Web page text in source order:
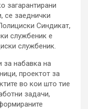
загарантирани
се заеднички
Синдикат,
службеник е
службеник.
за набавка на
проектот за
во кои што тие
задачи,